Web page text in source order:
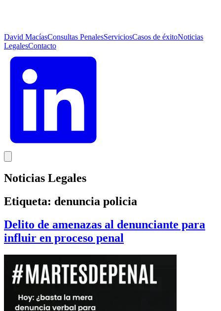
David MacíasConsultas PenalesServiciosCasos de éxitoNoticias
LegalesContacto
Noticias Legales
Etiqueta: denuncia policia
Delito de amenazas al denunciante para
influir en proceso penal